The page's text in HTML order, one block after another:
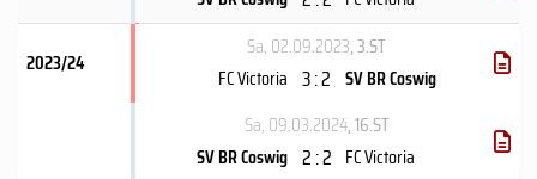
2023/24
Sa, 02.09.2023, 3.ST
FC Victoria 3 : 2 SV BR Coswig
Sa, 09.03.2024, 16.ST
SV BR Coswig 2 : 2 FC Victoria